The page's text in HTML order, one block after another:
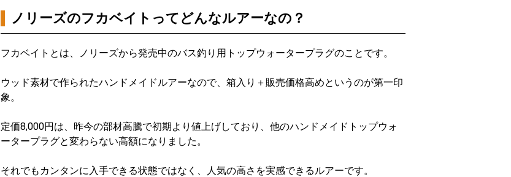
ノリーズのフカベイトってどんなルアーなの？
フカベイトとは、ノリーズから発売中のバス釣り用トップウォータープラグのことです。
ウッド素材で作られたハンドメイドルアーなので、箱入り＋販売価格高めというのが第一印
象。
定価8,000円は、昨今の部材高騰で初期より値上げしており、他のハンドメイドトップウォ
ータープラグと変わらない高額になりました。
それでもカンタンに入手できる状態ではなく、人気の高さを実感できるルアーです。